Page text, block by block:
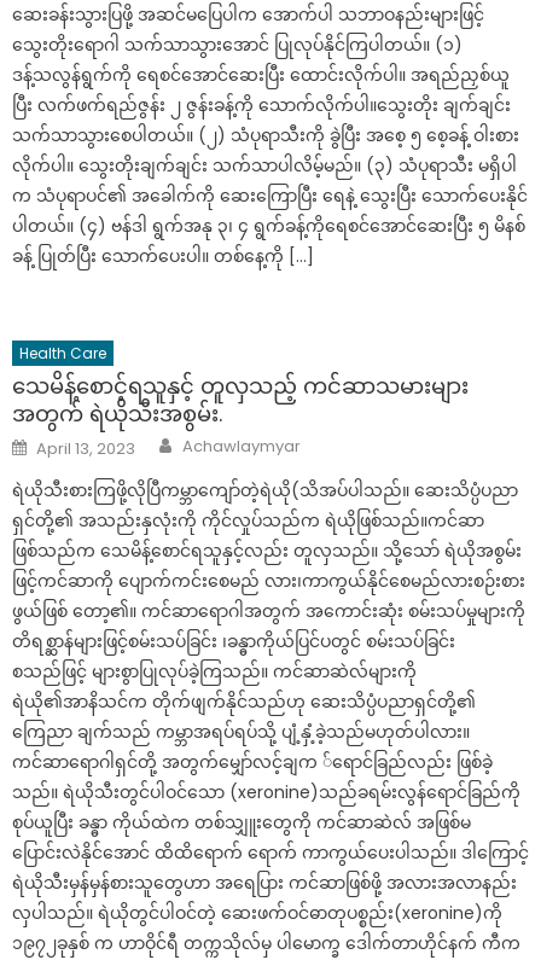
ဆေးခန်းသွားပြဖို့ အဆင်မပြေပါက အောက်ပါ သဘာဝနည်းများဖြင့်
သွေးတိုးရောဂါ သက်သာသွားအောင် ပြုလုပ်နိုင်ကြပါတယ်။ (၁)
ဒန့်သလွန်ရွက်ကို ရေစင်အောင်ဆေးပြီး ထောင်းလိုက်ပါ။ အရည်ညှစ်ယူ
ပြီး လက်ဖက်ရည်ဇွန်း ၂ ဇွန်းခန့်ကို သောက်လိုက်ပါ။သွေးတိုး ချက်ချင်း
သက်သာသွားစေပါတယ်။ (၂) သံပုရာသီးကို ခွဲပြီး အစေ့ ၅ စေ့ခန့် ဝါးစား
လိုက်ပါ။ သွေးတိုးချက်ချင်း သက်သာပါလိမ့်မည်။ (၃) သံပုရာသီး မရှိပါ
က သံပုရာပင်၏ အခေါက်ကို ဆေးကြောပြီး ရေနဲ့ သွေးပြီး သောက်ပေးနိုင်
ပါတယ်။ (၄) ဗန်ဒါ ရွက်အနု ၃၊ ၄ ရွက်ခန့်ကိုရေစင်အောင်ဆေးပြီး ၅ မိနစ်
ခန့် ပြုတ်ပြီး သောက်ပေးပါ။ တစ်နေ့ကို […]
Health Care
သေမိန့်စောင့်ရသူနှင့် တူလှသည့် ကင်ဆာသမားများ
အတွက် ရဲယိုသီးအစွမ်း.
Posted
on
April 13, 2023 Author
Achawlaymyar
ရဲယိုသီးစားကြဖို့လိုပြီကမ္ဘာကျော်တဲ့ရဲယို(သိအပ်ပါသည်။ ဆေးသိပ္ပံပညာ
ရှင်တို့၏ အသည်းနှလုံးကို ကိုင်လှုပ်သည်က ရဲယိုဖြစ်သည်။ကင်ဆာ
ဖြစ်သည်က သေမိန့်စောင်ရသူနှင့်လည်း တူလှသည်။ သို့သော် ရဲယိုအစွမ်း
ဖြင့်ကင်ဆာကို ပျောက်ကင်းစေမည် လား၊ကာကွယ်နိုင်စေမည်လားစဉ်းစား
ဖွယ်ဖြစ် တော့၏။ ကင်ဆာရောဂါအတွက် အကောင်းဆုံး စမ်းသပ်မှုများကို
တိရစ္ဆာန်များဖြင့်စမ်းသပ်ခြင်း ၊ခန္ဓာကိုယ်ပြင်ပတွင် စမ်းသပ်ခြင်း
စသည်ဖြင့် များစွာပြုလုပ်ခဲ့ကြသည်။ ကင်ဆာဆဲလ်များကို
ရဲယို၏အာနိသင်က တိုက်ဖျက်နိုင်သည်ဟု ဆေးသိပ္ပံပညာရှင်တို့၏
ကြေညာ ချက်သည် ကမ္ဘာအရပ်ရပ်သို့ ပျံ့နှံ့ခဲ့သည်မဟုတ်ပါလား။
ကင်ဆာရောဂါရှင်တို့ အတွက်မျှော်လင့်ချက ်ရောင်ခြည်လည်း ဖြစ်ခဲ့
သည်။ ရဲယိုသီးတွင်ပါဝင်သော (xeronine)သည်ခရမ်းလွန်ရောင်ခြည်ကို
စုပ်ယူပြီး ခန္ဓာ ကိုယ်ထဲက တစ်သျှူးတွေကို ကင်ဆာဆဲလ် အဖြစ်မ
ပြောင်းလဲနိုင်အောင် ထိထိရောက် ရောက် ကာကွယ်ပေးပါသည်။ ဒါကြောင့်
ရဲယိုသီးမှန်မှန်စားသူတွေဟာ အရေပြား ကင်ဆာဖြစ်ဖို့ အလားအလာနည်း
လှပါသည်။ ရဲယိုတွင်ပါဝင်တဲ့ ဆေးဖက်ဝင်ဓာတုပစ္စည်း(xeronine)ကို
၁၉၇၂ခုနှစ် က ဟာဝိုင်ရီ တက္ကသိုလ်မှ ပါမောက္ခ ဒေါက်တာဟိုင်နက် ကီက